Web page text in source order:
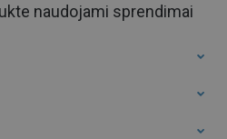
naudojami sprendimai